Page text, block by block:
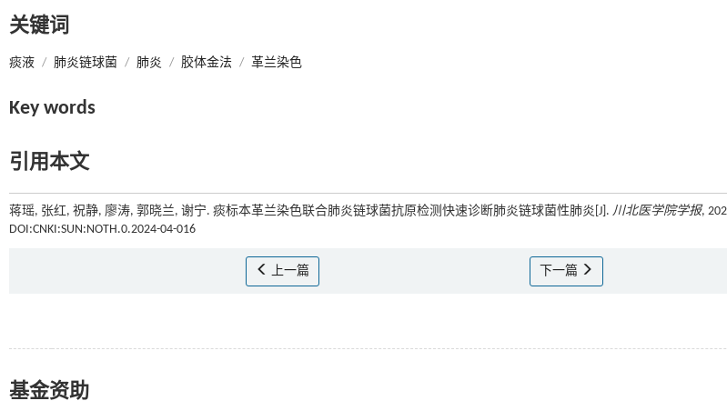
关键词
痰液 / 肺炎链球菌 / 肺炎 / 胶体金法 / 革兰染色
Key words
引用本文
蒋瑶, 张红, 祝静, 廖涛, 郭晓兰, 谢宁. 痰标本革兰染色联合肺炎链球菌抗原检测快速诊断肺炎链球菌性肺炎[J]. 川北医学院学报,
DOI:CNKI:SUN:NOTH.0.2024-04-016
上一篇 下一篇
基金资助